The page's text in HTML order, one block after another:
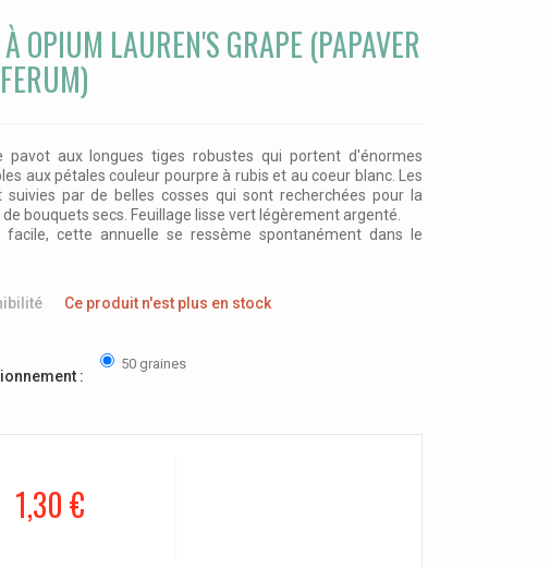
OPIUM LAUREN'S GRAPE (PAPAVER
pavot aux longues tiges robustes qui portent d'énormes
aux pétales couleur pourpre à rubis et au coeur blanc. Les
suivies par de belles cosses qui sont recherchées pour la
bouquets secs. Feuillage lisse vert légèrement argenté.
facile, cette annuelle se ressème spontanément dans le
Ce produit n'est plus en stock
:
50 graines
1,30 €